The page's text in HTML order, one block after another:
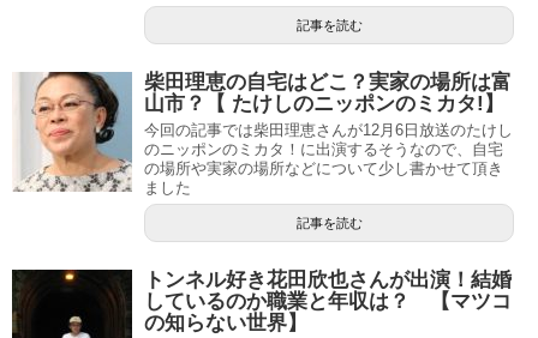
記事を読む
柴田理恵の自宅はどこ？実家の場所は富
山市？【 たけしのニッポンのミカタ!】
今回の記事では柴田理恵さんが12月6日放送のたけし
のニッポンのミカタ！に出演するそうなので、自宅
の場所や実家の場所などについて少し書かせて頂き
ました
記事を読む
トンネル好き花田欣也さんが出演！結婚
しているのか職業と年収は？ 【マツコ
の知らない世界】